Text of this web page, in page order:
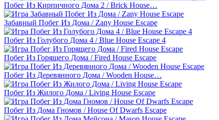
Побег Из Кирпичного Дома 2 / Brick House…
Забавный Побег Из Дома / Zany House Escape
Побег Из Голубого Дома 4 / Blue House Escape 4
Побег Из Горящего Дома / Fired House Escape
Побег Из Деревянного Дома / Wooden House…
Побег Из Жилого Дома / Living House Escape
Побег Из Дома Гномов / House Of Dwarfs Escape